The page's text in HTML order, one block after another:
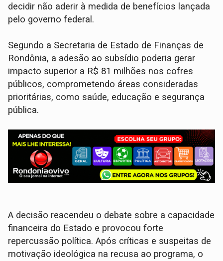
decidir não aderir à medida de benefícios lançada
pelo governo federal.
Segundo a Secretaria de Estado de Finanças de
Rondônia, a adesão ao subsídio poderia gerar
impacto superior a R$ 81 milhões nos cofres
públicos, comprometendo áreas consideradas
prioritárias, como saúde, educação e segurança
pública.
A decisão reacendeu o debate sobre a capacidade
financeira do Estado e provocou forte
repercussão política. Após críticas e suspeitas de
motivação ideológica na recusa ao programa, o